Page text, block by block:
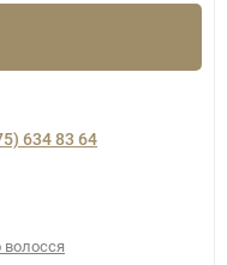
634 83 64
волосся